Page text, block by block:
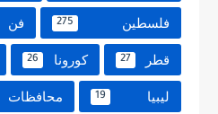
فلسطين 275 فن
قطر 27 كورونا 26
ليبيا 19 محافظات